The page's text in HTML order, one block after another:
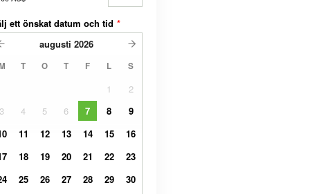
ett önskat datum och tid *
augusti 2026
T O T F L S
1
2
3
4 5 6 7 8
9
11 12 13 14 15
16
18 19 20 21 22
23
25 26 27 28 29
30